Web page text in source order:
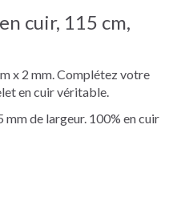
cuir, 115 cm,
x 2 mm. Complétez votre
en cuir véritable.
mm de largeur. 100% en cuir